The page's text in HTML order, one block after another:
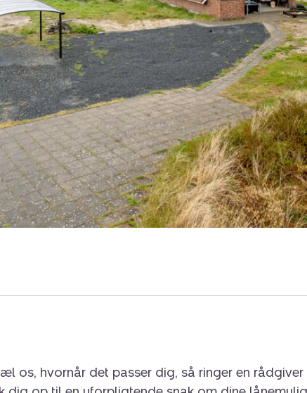
os, hvornår det passer dig, så ringer en rådgiver